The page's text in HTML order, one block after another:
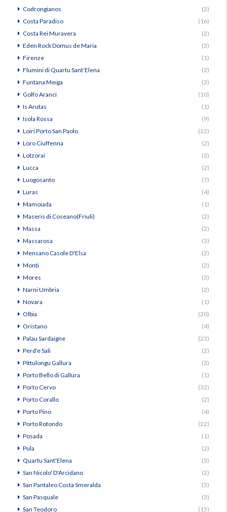
Codrongianos
(2)
Costa Paradiso
(16)
Costa Rei Muravera
(2)
Eden Rock Domus de Maria
(3)
Firenze
(1)
Flumini di Quartu Sant’Elena
(2)
Funtana Meiga
(3)
Golfo Aranci
(10)
Is Arutas
(1)
Isola Rossa
(9)
Loiri Porto San Paolo
(22)
Loro Ciuffenna
(2)
Lotzorai
(3)
Lucca
(2)
Luogosanto
(7)
Luras
(4)
Mamoiada
(1)
Maseris di Coseano(Friuli)
(2)
Massa
(2)
Massarosa
(3)
Mensano Casole D'Elsa
(2)
Monti
(2)
Mores
(3)
Narni Umbria
(2)
Novara
(1)
Olbia
(20)
Oristano
(4)
Palau Sardaigne
(23)
Perd'e Sali
(2)
Pittulongu Gallura
(3)
Porto Bello di Gallura
(1)
Porto Cervo
(32)
Porto Corallo
(2)
Porto Pino
(4)
Porto Rotondo
(22)
Posada
(1)
Pula
(2)
Quartu Sant'Elena
(3)
San Nicolo' D'Arcidano
(2)
San Pantaleo Costa Smeralda
(3)
San Pasquale
(3)
San Teodoro
(15)